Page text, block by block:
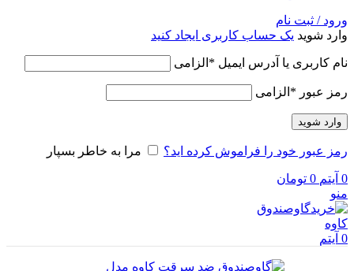
ورود / ثبت نام
وارد شوید یک حساب کاربری ایجاد کنید
نام کاربری یا آدرس ایمیل * الزامی
رمز عبور * الزامی
وارد شوید
رمز عبور خود را فراموش کرده اید؟ مرا به خاطر بسپار
0 آیتم 0 تومان
منو
0 آیتم